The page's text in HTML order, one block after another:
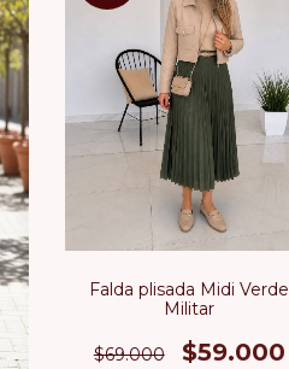
Falda plisada Midi Verde
Militar
$69.000 $59.000